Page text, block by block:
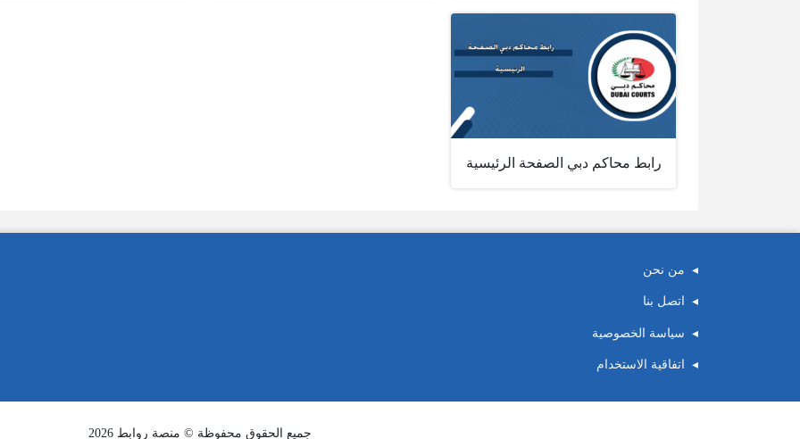
رابط محاكم دبي الصفحة الرئيسية
من نحن
اتصل بنا
سياسة الخصوصية
اتفاقية الاستخدام
جميع الحقوق محفوظة © منصة روابط 2026